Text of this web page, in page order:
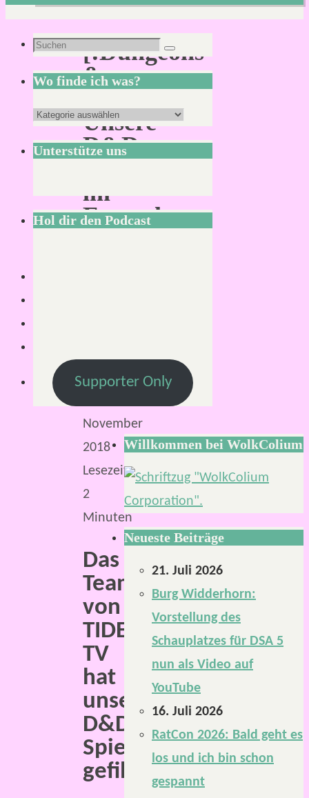
[:Dungeons
&
Dragons:]
Unsere
D&D-
im
Fernsehen
2018
November
2018
Lesezeit:
2
Minuten
Das
Team
von
TIDE
TV
hat
unsere
D&D-
Spielrunde
gefilmt
Suchen
nach:
Suchen
Wo finde ich was?
Wo
finde
ich
Unterstütze uns
Hol dir den Podcast
Supporter Only
Willkommen bei WolkColium
Neueste Beiträge
21. Juli 2026
Burg Widderhorn:
Vorstellung des
Schauplatzes für DSA 5
nun als Video auf
YouTube
16. Juli 2026
RatCon 2026: Bald geht es
los und ich bin schon
gespannt